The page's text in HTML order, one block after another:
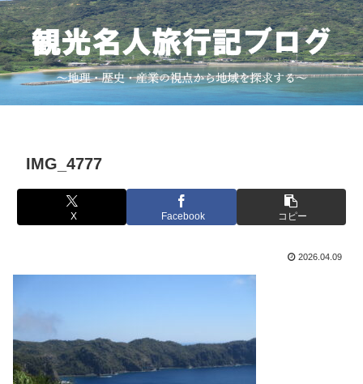
IMG_4777
X Facebook コピー
2026.04.09